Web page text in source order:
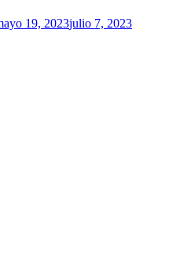
19, 2023julio 7, 2023